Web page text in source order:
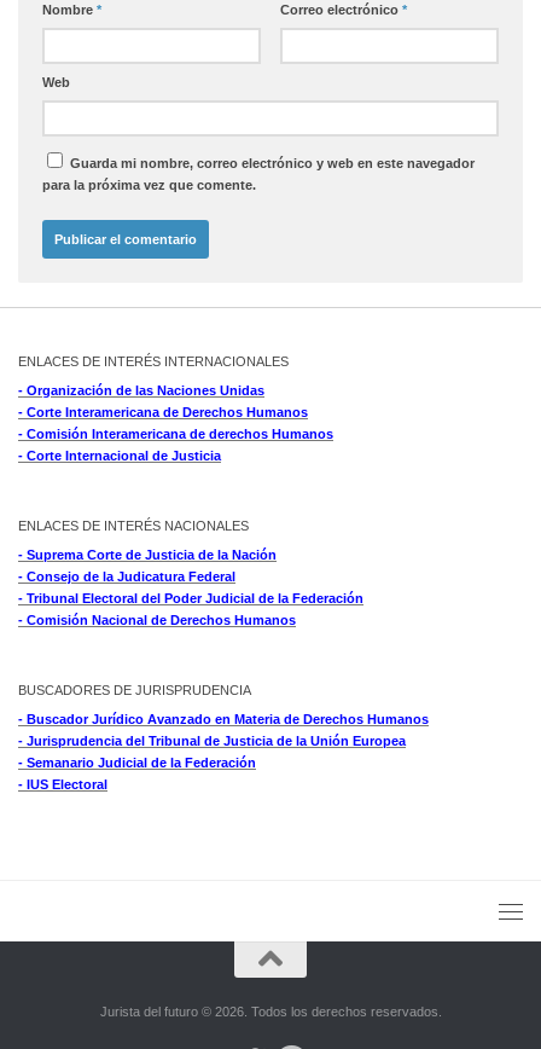
Nombre * Correo electrónico *
Web
Guarda mi nombre, correo electrónico y web en este navegador
para la próxima vez que comente.
ENLACES DE INTERÉS INTERNACIONALES
- Organización de las Naciones Unidas
- Corte Interamericana de Derechos Humanos
- Comisión Interamericana de derechos Humanos
- Corte Internacional de Justicia
ENLACES DE INTERÉS NACIONALES
- Suprema Corte de Justicia de la Nación
- Consejo de la Judicatura Federal
- Tribunal Electoral del Poder Judicial de la Federación
- Comisión Nacional de Derechos Humanos
BUSCADORES DE JURISPRUDENCIA
- Buscador Jurídico Avanzado en Materia de Derechos Humanos
- Jurisprudencia del Tribunal de Justicia de la Unión Europea
- Semanario Judicial de la Federación
- IUS Electoral
Jurista del futuro © 2026. Todos los derechos reservados.